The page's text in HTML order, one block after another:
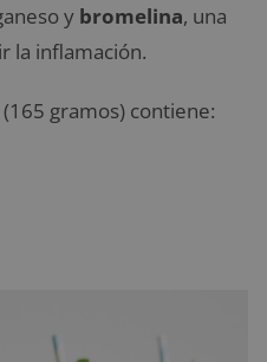
y bromelina, una
la inflamación.
gramos) contiene: